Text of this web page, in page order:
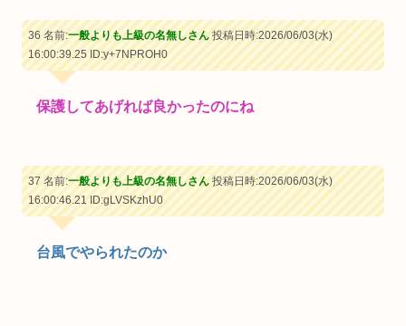
36 名前:一般よりも上級の名無しさん投稿日時:2026/06/03(水)
16:00:39.25ID:y+7NPROH0
保護してあげれば良かったのにね
37 名前:一般よりも上級の名無しさん投稿日時:2026/06/03(水)
16:00:46.21ID:gLVSKzhU0
台風でやられたのか